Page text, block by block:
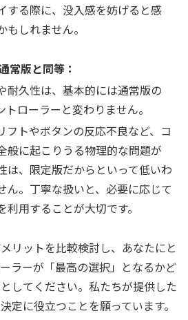
する際に、没入感を妨げると感
もしれません。
常版と同等：
耐久性は、基本的には通常版の
ローラーと変わりません。
フトやボタンの反応不良など、コ
般に起こりうる物理的な問題が
は、限定版だからといって低いわ
ん。丁寧な扱いと、必要に応じて
利用することが大切です。
リットを比較検討し、あなたにと
ラーが「最高の選択」となるかど
してください。私たちが提供した
定に役立つことを願っています。